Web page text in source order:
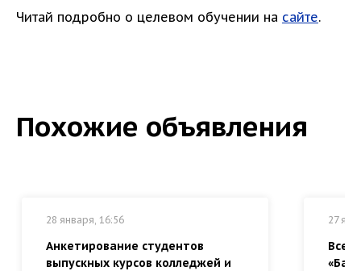
Читай подробно о целевом обучении на сайте.
Похожие объявления
28 января, 16:56
Анкетирование студентов
выпускных курсов колледжей и
27